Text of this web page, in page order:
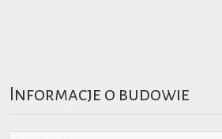
Informacje o budowie